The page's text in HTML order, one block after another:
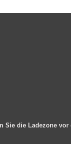
Sie die Ladezone